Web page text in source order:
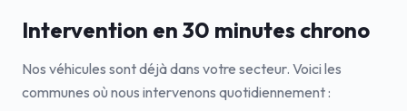
Intervention en 30 minutes chrono
Nos véhicules sont déjà dans votre secteur. Voici les
communes où nous intervenons quotidiennement :